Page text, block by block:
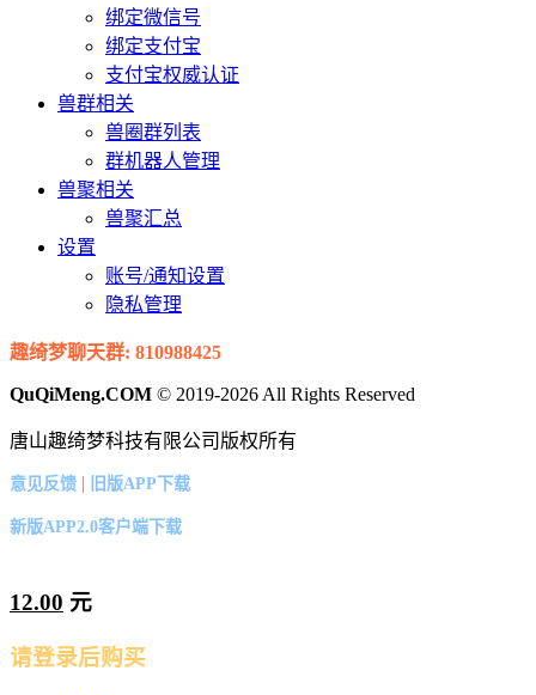
绑定微信号
绑定支付宝
支付宝权威认证
兽群相关
兽圈群列表
群机器人管理
兽聚相关
兽聚汇总
设置
账号/通知设置
隐私管理
趣绮梦聊天群: 810988425
QuQiMeng.COM © 2019-2026 All Rights Reserved
唐山趣绮梦科技有限公司版权所有
意见反馈 | 旧版APP下载
新版APP2.0客户端下载
12.00 元
请登录后购买